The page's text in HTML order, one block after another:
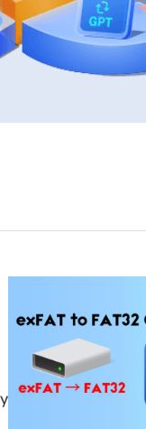
Manager
inteligente de